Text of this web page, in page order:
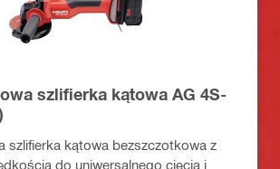
szlifierka kątowa AG 4S-
szlifierka kątowa bezszczotkowa z
do uniwersalnego cięcia i